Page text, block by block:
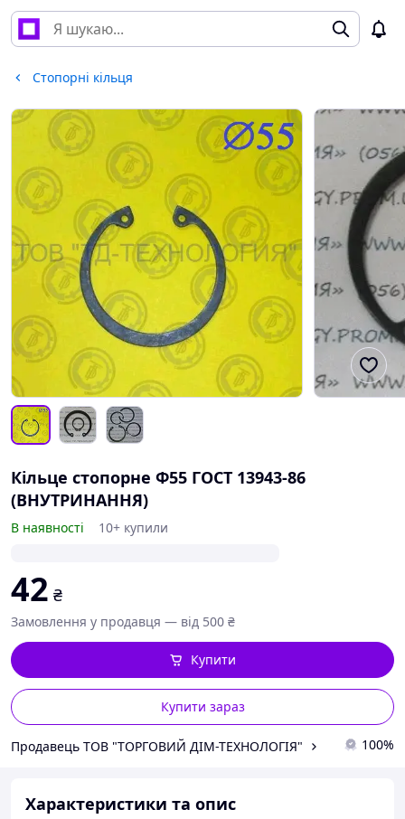
Стопорні кільця
Кільце стопорне Ф55 ГОСТ 13943-86
(ВНУТРИНАННЯ)
В наявності 10+ купили
42 ₴
Замовлення у продавця — від 500 ₴
Купити зараз
Купити
Продавець ТОВ "ТОРГОВИЙ ДІМ-ТЕХНОЛОГІЯ" 100%
Характеристики та опис